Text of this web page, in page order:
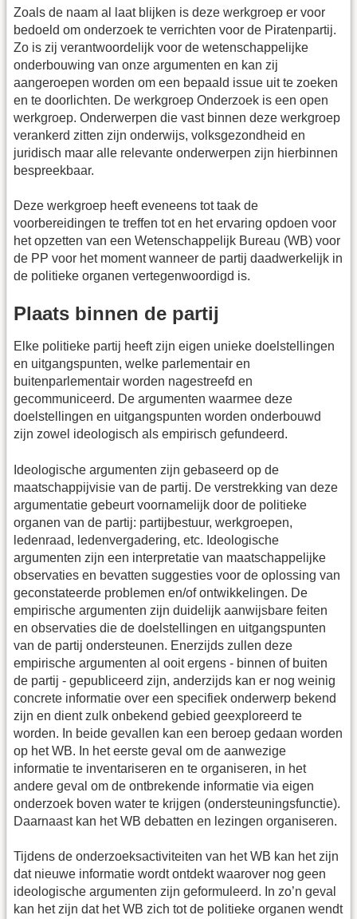
Zoals de naam al laat blijken is deze werkgroep er voor
bedoeld om onderzoek te verrichten voor de Piratenpartij.
Zo is zij verantwoordelijk voor de wetenschappelijke
onderbouwing van onze argumenten en kan zij
aangeroepen worden om een bepaald issue uit te zoeken
en te doorlichten. De werkgroep Onderzoek is een open
werkgroep. Onderwerpen die vast binnen deze werkgroep
verankerd zitten zijn onderwijs, volksgezondheid en
juridisch maar alle relevante onderwerpen zijn hierbinnen
bespreekbaar.
Deze werkgroep heeft eveneens tot taak de
voorbereidingen te treffen tot en het ervaring opdoen voor
het opzetten van een Wetenschappelijk Bureau (WB) voor
de PP voor het moment wanneer de partij daadwerkelijk in
de politieke organen vertegenwoordigd is.
Plaats binnen de partij
Elke politieke partij heeft zijn eigen unieke doelstellingen
en uitgangspunten, welke parlementair en
buitenparlementair worden nagestreefd en
gecommuniceerd. De argumenten waarmee deze
doelstellingen en uitgangspunten worden onderbouwd
zijn zowel ideologisch als empirisch gefundeerd.
Ideologische argumenten zijn gebaseerd op de
maatschappijvisie van de partij. De verstrekking van deze
argumentatie gebeurt voornamelijk door de politieke
organen van de partij: partijbestuur, werkgroepen,
ledenraad, ledenvergadering, etc. Ideologische
argumenten zijn een interpretatie van maatschappelijke
observaties en bevatten suggesties voor de oplossing van
geconstateerde problemen en/of ontwikkelingen. De
empirische argumenten zijn duidelijk aanwijsbare feiten
en observaties die de doelstellingen en uitgangspunten
van de partij ondersteunen. Enerzijds zullen deze
empirische argumenten al ooit ergens - binnen of buiten
de partij - gepubliceerd zijn, anderzijds kan er nog weinig
concrete informatie over een specifiek onderwerp bekend
zijn en dient zulk onbekend gebied geexploreerd te
worden. In beide gevallen kan een beroep gedaan worden
op het WB. In het eerste geval om de aanwezige
informatie te inventariseren en te organiseren, in het
andere geval om de ontbrekende informatie via eigen
onderzoek boven water te krijgen (ondersteuningsfunctie).
Daarnaast kan het WB debatten en lezingen organiseren.
Tijdens de onderzoeksactiviteiten van het WB kan het zijn
dat nieuwe informatie wordt ontdekt waarover nog geen
ideologische argumenten zijn geformuleerd. In zo’n geval
kan het zijn dat het WB zich tot de politieke organen wendt